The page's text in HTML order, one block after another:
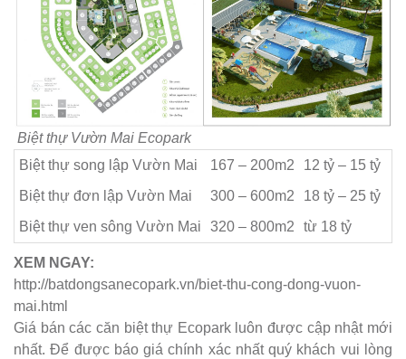
Biệt thự Vườn Mai Ecopark
Biệt thự song lập Vườn Mai
167 – 200m2
12 tỷ – 15 tỷ
Biệt thự đơn lập Vườn Mai
300 – 600m2
​18 tỷ – 25 tỷ
Biệt thự ven sông Vườn Mai
320 – 800m2 từ 18 tỷ
XEM NGAY:
http://batdongsanecopark.vn/biet-thu-cong-dong-vuon-
mai.html
Giá bán các căn biệt thự Ecopark luôn được cập nhật mới
nhất. Để được báo giá chính xác nhất quý khách vui lòng